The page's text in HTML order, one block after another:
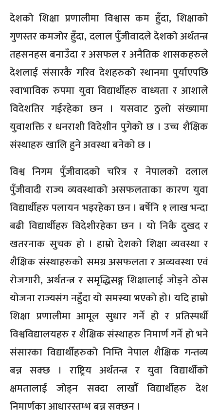
देशको शिक्षा प्रणालीमा विश्वास कम हुँदा, शिक्षाको
गुणस्तर कमजोर हुँदा, दलाल पुँजीवादले देशको अर्थतन्त्र
तहसनहस बनाउँदा र असफल र अनैतिक शासकहरुले
देशलाई संसारकै गरिव देशहरुको स्थानमा पुर्याएपछि
स्वाभाविक रुपमा युवा विद्यार्थीहरु वाध्यता र आशाले
विदेशतिर गईरहेका छन । यसवाट ठुलो संख्यामा
युवाशक्ति र धनराशी विदेशीन पुगेको छ । उच्च शैक्षिक
संस्थाहरु खालि हुने अवस्था बनेको छ ।
विश्व निगम पुँजीवादको चरित्र र नेपालको दलाल
पुँजीवादी राज्य व्यवस्थाको असफलताका कारण युवा
विद्यार्थीहरु पलायन भइरहेका छन । बर्षेनि १ लाख भन्दा
बढी विद्यार्थीहरु विदेशीरहेका छन । यो निकै दुखद र
खतरनाक सुचक हो । हाम्रो देशको शिक्षा व्यवस्था र
शैक्षिक संस्थाहरुको समग्र असफलता र अव्यवस्था एवं
रोजगारी, अर्थतन्त्र र समृद्धिसङ्ग शिक्षालाई जोड्ने ठोस
योजना राज्यसंग नहुँदा यो समस्या भएको हो। यदि हाम्रो
शिक्षा प्रणालीमा आमूल सुधार गर्ने हो र प्रतिस्पर्धी
विश्वविद्यालयहरु र शैक्षिक संस्थाहरु निमार्ण गर्ने हो भने
संसारका विद्यार्थीहरुको निम्ति नेपाल शैक्षिक गन्तव्य
बन्न सक्छ । राष्ट्रिय अर्थतन्त्र र युवा विद्यार्थीको
क्षमतालाई जोड्न सक्दा लाखौँ विद्यार्थीहरु देश
निमार्णका आधारस्तम्भ बन्न सक्छन ।